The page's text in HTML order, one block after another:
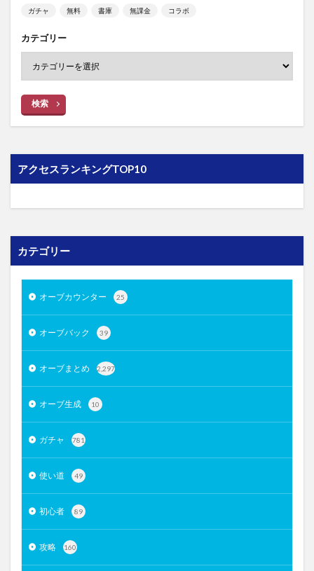
ガチャ 無料 書庫 無課金 コラボ
カテゴリー
検索
アクセスランキングTOP10
カテゴリー
オーブカウンター 25
オーブバック 39
オーブまとめ 2,297
オーブ生成 10
ガチャ 781
使い道 49
初心者 89
攻略 160